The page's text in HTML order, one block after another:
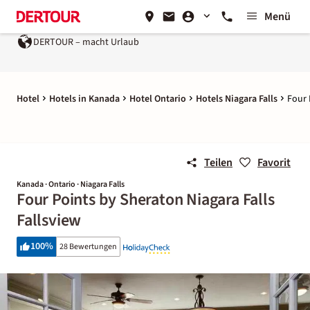
Menü
DERTOUR – macht Urlaub
Hotel Hotels in Kanada Hotel Ontario Hotels Niagara Falls Four
Teilen Favorit
Kanada · Ontario · Niagara Falls
Four Points by Sheraton Niagara Falls
Fallsview
100% 28 Bewertungen